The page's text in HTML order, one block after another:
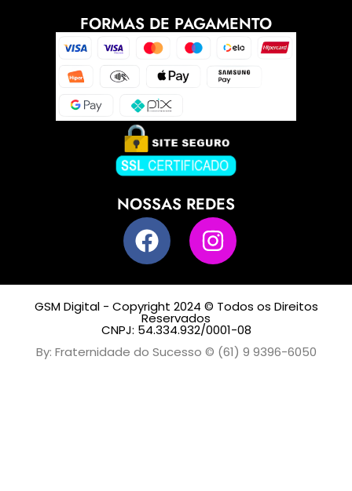
FORMAS DE PAGAMENTO
NOSSAS REDES
GSM Digital - Copyright 2024 © Todos os Direitos
Reservados
CNPJ: 54.334.932/0001-08
By: Fraternidade do Sucesso © (61) 9 9396-6050